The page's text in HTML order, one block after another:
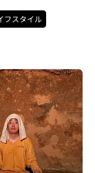
フスタイル